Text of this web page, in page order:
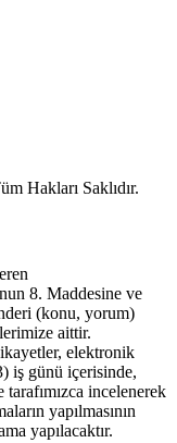
Hakları Saklıdır.
8. Maddesine ve
(konu, yorum)
aittir.
elektronik
iş günü içerisinde,
incelenerek
yapılmasının
yapılacaktır.